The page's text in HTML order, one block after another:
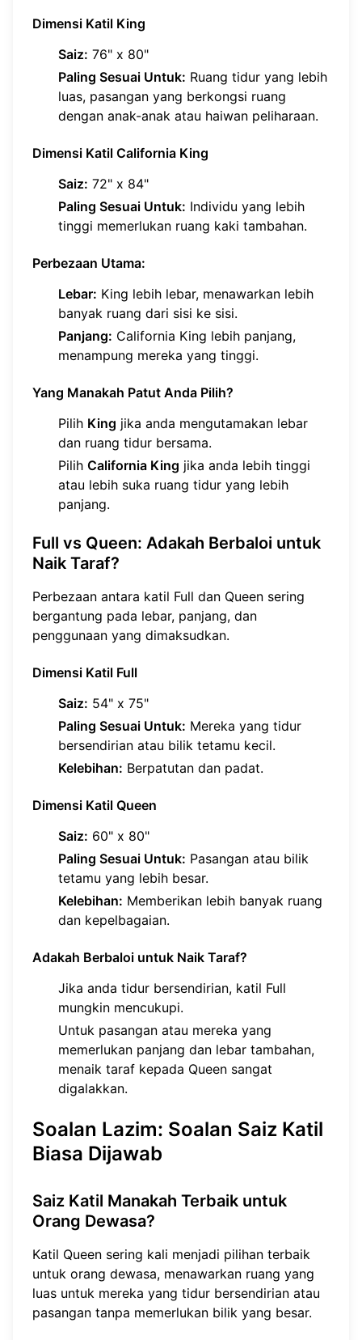
Dimensi Katil King
Saiz: 76" x 80"
Paling Sesuai Untuk: Ruang tidur yang lebih
luas, pasangan yang berkongsi ruang
dengan anak-anak atau haiwan peliharaan.
Dimensi Katil California King
Saiz: 72" x 84"
Paling Sesuai Untuk: Individu yang lebih
tinggi memerlukan ruang kaki tambahan.
Perbezaan Utama:
Lebar: King lebih lebar, menawarkan lebih
banyak ruang dari sisi ke sisi.
Panjang: California King lebih panjang,
menampung mereka yang tinggi.
Yang Manakah Patut Anda Pilih?
Pilih King jika anda mengutamakan lebar
dan ruang tidur bersama.
Pilih California King jika anda lebih tinggi
atau lebih suka ruang tidur yang lebih
panjang.
Full vs Queen: Adakah Berbaloi untuk
Naik Taraf?
Perbezaan antara katil Full dan Queen sering
bergantung pada lebar, panjang, dan
penggunaan yang dimaksudkan.
Dimensi Katil Full
Saiz: 54" x 75"
Paling Sesuai Untuk: Mereka yang tidur
bersendirian atau bilik tetamu kecil.
Kelebihan: Berpatutan dan padat.
Dimensi Katil Queen
Saiz: 60" x 80"
Paling Sesuai Untuk: Pasangan atau bilik
tetamu yang lebih besar.
Kelebihan: Memberikan lebih banyak ruang
dan kepelbagaian.
Adakah Berbaloi untuk Naik Taraf?
Jika anda tidur bersendirian, katil Full
mungkin mencukupi.
Untuk pasangan atau mereka yang
memerlukan panjang dan lebar tambahan,
menaik taraf kepada Queen sangat
digalakkan.
Soalan Lazim: Soalan Saiz Katil
Biasa Dijawab
Saiz Katil Manakah Terbaik untuk
Orang Dewasa?
Katil Queen sering kali menjadi pilihan terbaik
untuk orang dewasa, menawarkan ruang yang
luas untuk mereka yang tidur bersendirian atau
pasangan tanpa memerlukan bilik yang besar.